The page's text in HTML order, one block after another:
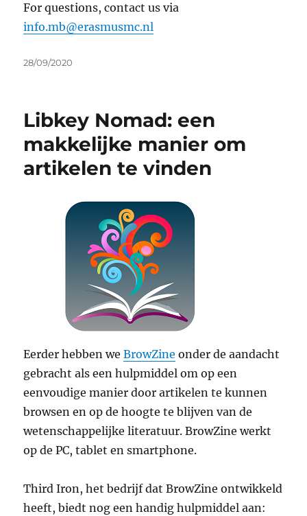
For questions, contact us via
info.mb@erasmusmc.nl
Geplaatst
28/09/2020
Libkey Nomad: een
makkelijke manier om
artikelen te vinden
Eerder hebben weBrowZine onder de aandacht
gebracht als een hulpmiddel om op een
eenvoudige manier door artikelen te kunnen
browsen en op de hoogte te blijven van de
wetenschappelijke literatuur. BrowZine werkt
op de PC, tablet en smartphone.
Third Iron, het bedrijf dat BrowZine ontwikkeld
heeft, biedt nog een handig hulpmiddel aan: